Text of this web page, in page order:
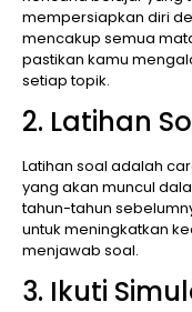
mempersiapkan diri
mencakup semua
pastikan kamu
setiap topik.
2. Latihan
Latihan soal adalah
yang akan muncul
tahun-tahun
untuk meningkatkan
menjawab soal.
3. Ikuti